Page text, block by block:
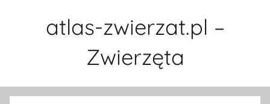
atlas-zwierzat.pl –
Zwierzęta